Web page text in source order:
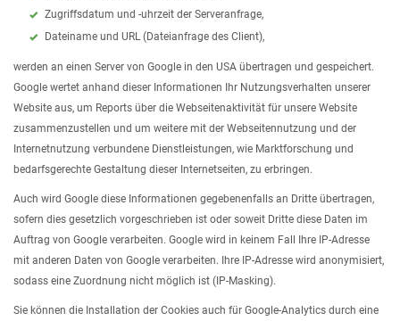
Zugriffsdatum und -uhrzeit der Serveranfrage,
Dateiname und URL (Dateianfrage des Client),
werden an einen Server von Google in den USA übertragen und gespeichert.
Google wertet anhand dieser Informationen Ihr Nutzungsverhalten unserer
Website aus, um Reports über die Webseitenaktivität für unsere Website
zusammenzustellen und um weitere mit der Webseitennutzung und der
Internetnutzung verbundene Dienstleistungen, wie Marktforschung und
bedarfsgerechte Gestaltung dieser Internetseiten, zu erbringen.
Auch wird Google diese Informationen gegebenenfalls an Dritte übertragen,
sofern dies gesetzlich vorgeschrieben ist oder soweit Dritte diese Daten im
Auftrag von Google verarbeiten. Google wird in keinem Fall Ihre IP-Adresse
mit anderen Daten von Google verarbeiten. Ihre IP-Adresse wird anonymisiert,
sodass eine Zuordnung nicht möglich ist (IP-Masking).
Sie können die Installation der Cookies auch für Google-Analytics durch eine